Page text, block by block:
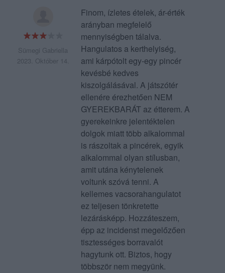
Sümegi Gabriella
2023. Október 14.
Finom, ízletes ételek, ár-érték
arányban megfelelő
mennyiségben tálalva.
Hangulatos a kerthelyiség,
ami kárpótolt egy-egy pincér
kevésbé kedves
kiszolgálásával. A játszótér
ellenére érezhetően NEM
GYEREKBARÁT az étterem. A
gyerekeinkre jelentéktelen
dolgok miatt több alkalommal
is rászoltak a pincérek, egyik
alkalommal olyan stílusban,
amit utána kénytelenek
voltunk szóvá tenni. A
kellemes vacsorahangulatot
ez teljesen tönkretette
lezárásképp. Hozzáteszem,
épp az incidenst megelőzően
tisztességes borravalót
hagytunk ott. Biztos, hogy
többször nem megyünk.